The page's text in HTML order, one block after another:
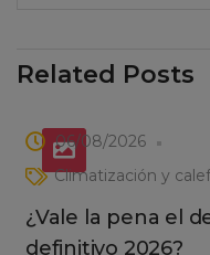
Related Posts
06/08/2026
Climatización y
¿Vale la pena el
definitivo 2026?